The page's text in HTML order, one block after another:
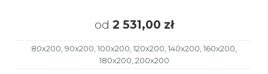
od 2 531,00 zł
80x200, 90x200, 100x200, 120x200, 140x200, 160x200,
180x200, 200x200